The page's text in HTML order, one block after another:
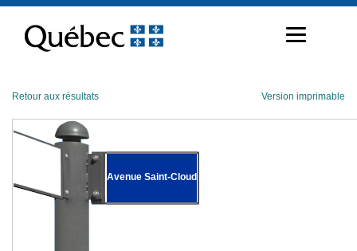
contenu
Retour aux résultats Version imprimable
Avenue Saint-Cloud